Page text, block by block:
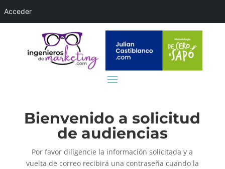
Bienvenido a solicitud
de audiencias
Por favor diligencie la información solicitada y a
vuelta de correo recibirá una contraseña cuando la
Acceder